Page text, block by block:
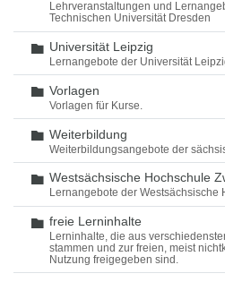
Lehrveranstaltungen und
Technischen Universität Dresden
Ordner
Universität Leipzig
Lernangebote der Universität
Ordner
Vorlagen
Vorlagen für Kurse.
Ordner
Weiterbildung
Weiterbildungsangebote der
Ordner
Westsächsische Hochschule
Lernangebote der Westsächsische
Ordner
freie Lerninhalte
Lerninhalte, die aus
stammen und zur freien, meist
Nutzung freigegeben sind.